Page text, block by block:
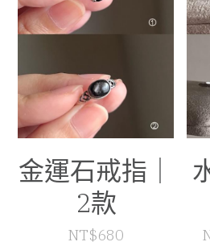
海外訂購（港澳）
金運石戒指｜
2款
NT$680